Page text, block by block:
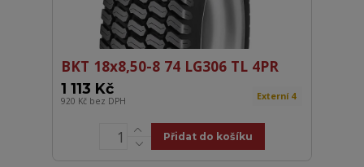
BKT 18x8,50-8 74 LG306 TL 4PR
1 113 Kč
920 Kč bez DPH Externí 4
Přidat do košíku